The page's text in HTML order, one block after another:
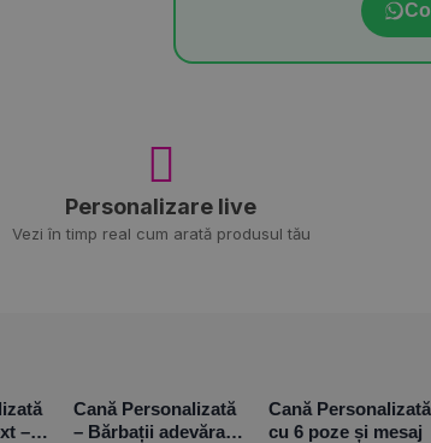
Personalizare live
Vezi în timp real cum arată produsul tău
–
Cană Personalizată
– Bărbații adevărați
Cană Personalizată
cu 6 poze și mesaj